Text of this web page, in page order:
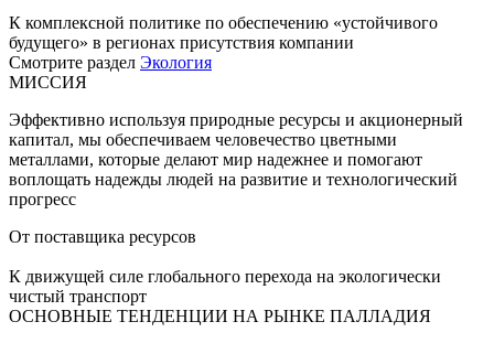
К комплексной политике по обеспечению «устойчивого
будущего» в регионах присутствия компании
Смотрите раздел Экология
МИССИЯ
Эффективно используя природные ресурсы и акционерный
капитал, мы обеспечиваем человечество цветными
металлами, которые делают мир надежнее и помогают
воплощать надежды людей на развитие и технологический
прогресс
От поставщика ресурсов
К движущей силе глобального перехода на экологически
чистый транспорт
ОСНОВНЫЕ ТЕНДЕНЦИИ НА РЫНКЕ ПАЛЛАДИЯ